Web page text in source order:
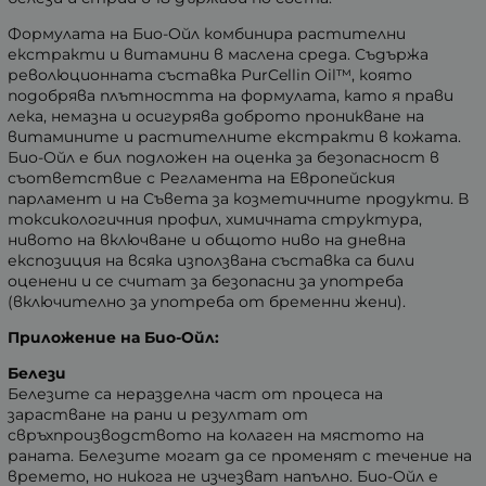
Формулата на Био-Ойл комбинира растителни
екстракти и витамини в маслена среда. Съдържа
революционната съставка PurCellin Oil™, която
подобрява плътността на формулата, като я прави
лека, немазна и осигурява доброто проникване на
витамините и растителните екстракти в кожата.
Био-Ойл е бил подложен на оценка за безопасност в
съответствие с Регламента на Европейския
парламент и на Съвета за козметичните продукти. В
токсикологичния профил, химичната структура,
нивото на включване и общото ниво на дневна
експозиция на всяка използвана съставка са били
оценени и се считат за безопасни за употреба
(включително за употреба от бременни жени).
Приложение на Био-Ойл:
Белези
Белезите са неразделна част от процеса на
зарастване на рани и резултат от
свръхпроизводството на колаген на мястото на
раната. Белезите могат да се променят с течение на
времето, но никога не изчезват напълно. Био-Ойл е